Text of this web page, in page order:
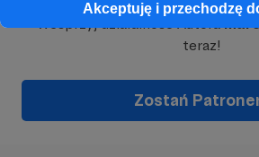
Akceptuję i przechodzę
teraz!
Zostań